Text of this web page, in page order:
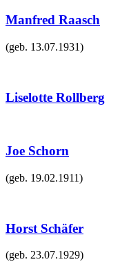
Manfred Raasch
(geb. 13.07.1931)
Liselotte Rollberg
Joe Schorn
(geb. 19.02.1911)
Horst Schäfer
(geb. 23.07.1929)